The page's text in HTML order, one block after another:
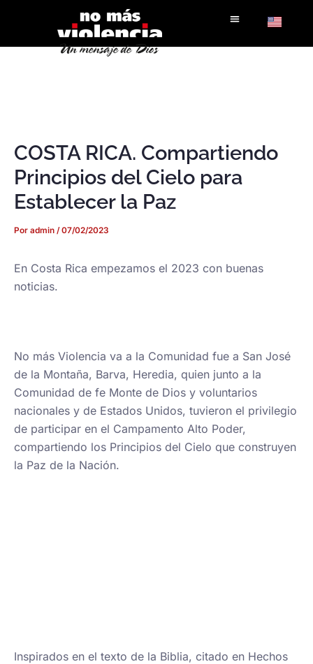
contenido
COSTA RICA. Compartiendo
Principios del Cielo para
Establecer la Paz
Por admin /07/02/2023
En Costa Rica empezamos el 2023 con buenas
noticias.
No más Violencia va a la Comunidad fue a San José
de la Montaña, Barva, Heredia, quien junto a la
Comunidad de fe Monte de Dios y voluntarios
nacionales y de Estados Unidos, tuvieron el privilegio
de participar en el Campamento Alto Poder,
compartiendo los Principios del Cielo que construyen
la Paz de la Nación.
Inspirados en el texto de la Biblia, citado en Hechos